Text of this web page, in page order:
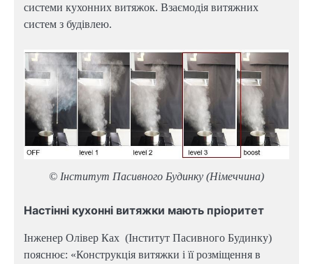
системи кухонних витяжок. Взаємодія витяжних
систем з будівлею.
© Інститут Пасивного Будинку (Німеччина)
Настінні кухонні витяжки мають пріоритет
Інженер Олівер Ках (Інститут Пасивного Будинку)
пояснює: «Конструкція витяжки і її розміщення в